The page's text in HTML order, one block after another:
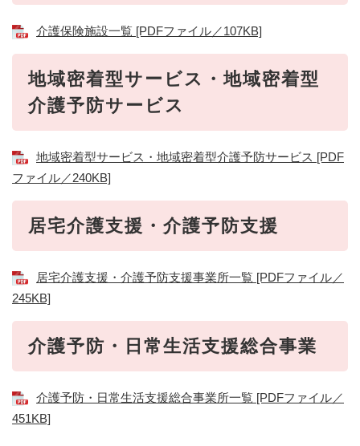
介護保険施設一覧 [PDFファイル／107KB]
地域密着型サービス・地域密着型
介護予防サービス
地域密着型サービス・地域密着型介護予防サービス [PDF
ファイル／240KB]
居宅介護支援・介護予防支援
居宅介護支援・介護予防支援事業所一覧 [PDFファイル／
245KB]
介護予防・日常生活支援総合事業
介護予防・日常生活支援総合事業所一覧 [PDFファイル／
451KB]